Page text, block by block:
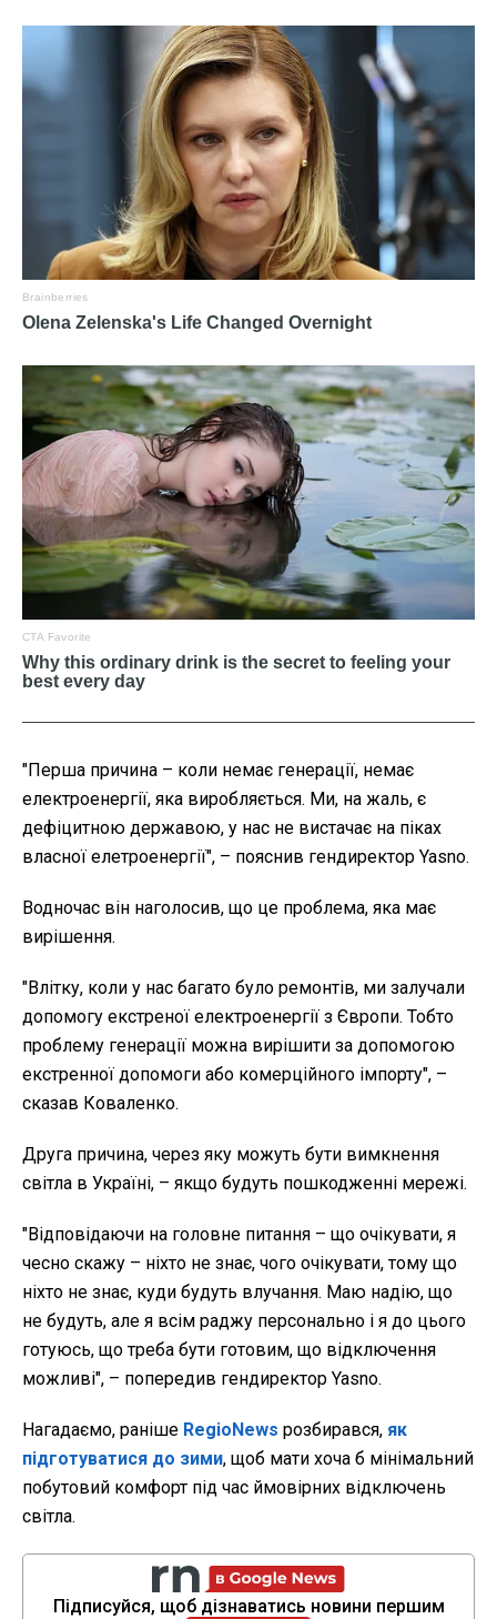
"Перша причина – коли немає генерації, немає
електроенергії, яка виробляється. Ми, на жаль, є
дефіцитною державою, у нас не вистачає на піках
власної елетроенергії", – пояснив гендиректор Yasno.
Водночас він наголосив, що це проблема, яка має
вирішення.
"Влітку, коли у нас багато було ремонтів, ми залучали
допомогу екстреної електроенергії з Європи. Тобто
проблему генерації можна вирішити за допомогою
екстренної допомоги або комерційного імпорту", –
сказав Коваленко.
Друга причина, через яку можуть бути вимкнення
світла в Україні, – якщо будуть пошкодженні мережі.
"Відповідаючи на головне питання – що очікувати, я
чесно скажу – ніхто не знає, чого очікувати, тому що
ніхто не знає, куди будуть влучання. Маю надію, що
не будуть, але я всім раджу персонально і я до цього
готуюсь, що треба бути готовим, що відключення
можливі", – попередив гендиректор Yasno.
Нагадаємо, раніше RegioNews розбирався, як
підготуватися до зими, щоб мати хоча б мінімальний
побутовий комфорт під час ймовірних відключень
світла.
Підписуйся, щоб дізнаватись новини першим